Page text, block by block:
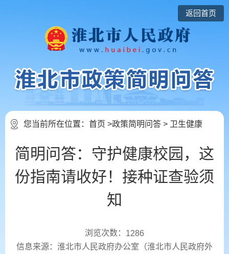
返回首页
您当前所在位置： 首页 >政策简明问答 > 卫生健康
简明问答：守护健康校园，这
份指南请收好！接种证查验须
知
浏览次数： 1286
信息来源：淮北市人民政府办公室（淮北市人民政府外